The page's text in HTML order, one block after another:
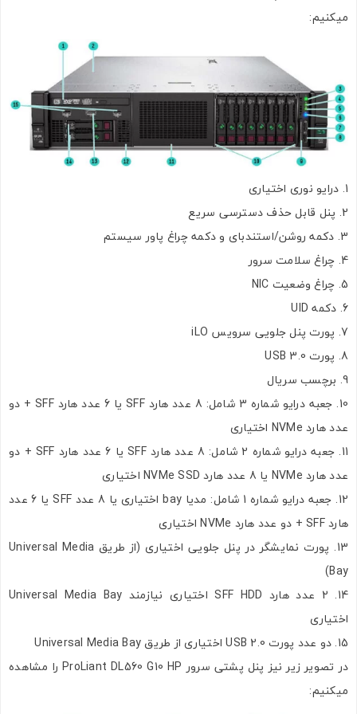
میکنیم:
درایو نوری اختیاری
پنل قابل حذف دسترسی سریع
دکمه روشن/استندبای و دکمه چراغ پاور سیستم
چراغ سلامت سرور
چراغ وضعیت NIC
دکمه UID
پورت پنل جلویی سرویس iLO
پورت USB 3.0
برچسب سریال
جعبه درایو شماره 3 شامل: 8 عدد هارد SFF یا 6 عدد هارد SFF + دو
عدد هارد NVMe اختیاری
جعبه درایو شماره 2 شامل: 8 عدد هارد SFF یا 6 عدد هارد SFF + دو
عدد هارد NVMe یا 8 عدد هارد NVMe SSD اختیاری
جعبه درایو شماره 1 شامل: مدیا bay اختیاری یا 8 عدد SFF یا 6 عدد
هارد SFF + دو عدد هارد NVMe اختیاری
پورت نمایشگر در پنل جلویی اختیاری (از طریق Universal Media
Bay)
2 عدد هارد SFF HDD اختیاری نیازمند Universal Media Bay
اختیاری
دو عدد پورت USB 2.0 اختیاری از طریق Universal Media Bay
در تصویر زیر نیز پنل پشتی سرور ProLiant DL560 G10 HP را مشاهده
میکنیم:
ارسال به ایمیل
تصاویر رسمی